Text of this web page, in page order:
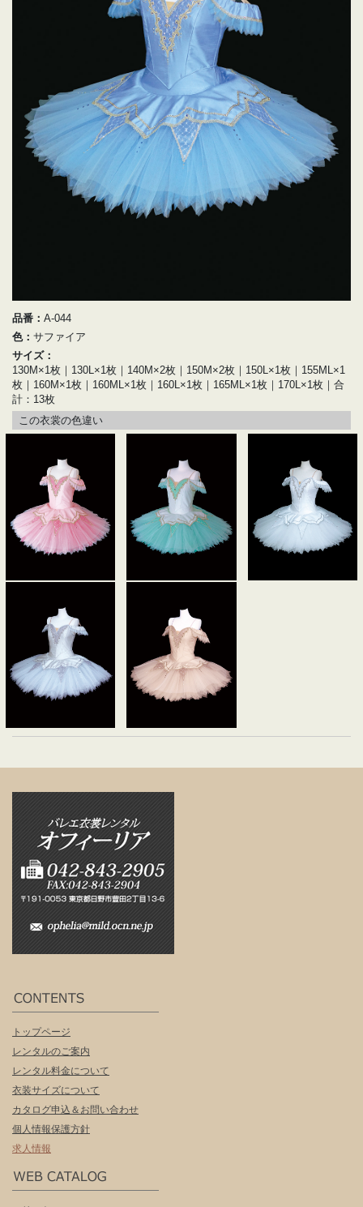
品番： A-044
色： サファイア
サイズ：
130M×1枚｜130L×1枚｜140M×2枚｜150M×2枚｜150L×1枚｜155ML×1
枚｜160M×1枚｜160ML×1枚｜160L×1枚｜165ML×1枚｜170L×1枚｜合
計：13枚
この衣裳の色違い
トップページ
レンタルのご案内
レンタル料金について
衣装サイズについて
カタログ申込＆お問い合わせ
個人情報保護方針
求人情報